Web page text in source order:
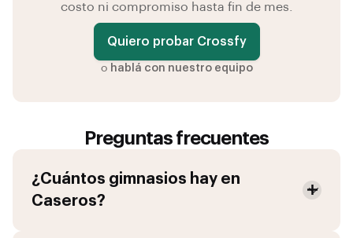
costo ni compromiso hasta fin de mes.
Quiero probar Crossfy
o hablá con nuestro equipo
Preguntas frecuentes
¿Cuántos gimnasios hay en
Caseros?